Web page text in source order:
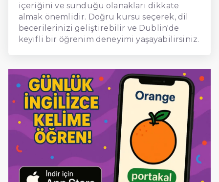
içeriğini ve sunduğu olanakları dikkate
almak önemlidir. Doğru kursu seçerek, dil
becerilerinizi geliştirebilir ve Dublin'de
keyifli bir öğrenim deneyimi yaşayabilirsiniz.